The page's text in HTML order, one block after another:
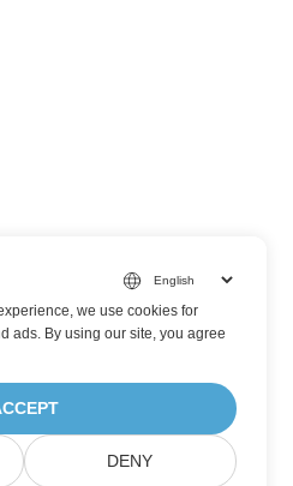
we use cookies for
ads. By using our site, you agree
DENY